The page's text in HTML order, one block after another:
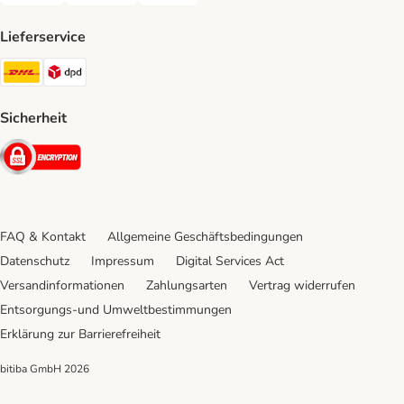
Lieferservice
DHL Shipping Method
Sicherheit
Security
FAQ & Kontakt
Allgemeine Geschäftsbedingungen
Datenschutz
Impressum
Digital Services Act
Versandinformationen
Zahlungsarten
Vertrag widerrufen
Entsorgungs-und Umweltbestimmungen
Erklärung zur Barrierefreiheit
bitiba GmbH 2026